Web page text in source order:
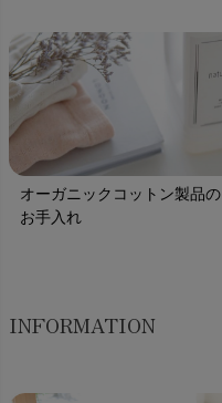
オーガニックコットン製品の
お手入れ
INFORMATION